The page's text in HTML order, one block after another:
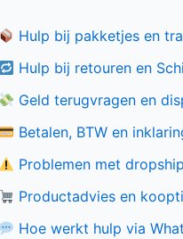
Hulp bij pakketjes en
Hulp bij retouren en
Geld terugvragen en
Betalen, BTW en
Problemen met
Productadvies en
Hoe werkt hulp via